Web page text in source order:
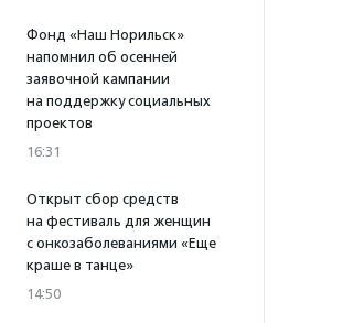
Фонд «Наш Норильск»
напомнил об осенней
заявочной кампании
на поддержку социальных
проектов
16:31
Открыт сбор средств
на фестиваль для женщин
с онкозаболеваниями «Еще
краше в танце»
14:50